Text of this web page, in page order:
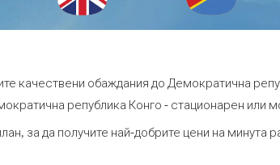
качествени обаждания до Демократична
република Конго - стационарен или
за да получите най-добрите цени на